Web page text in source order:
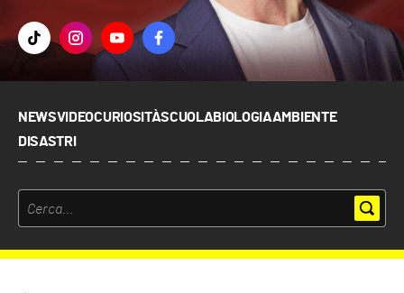
NEWSVIDEOCURIOSITÀSCUOLABIOLOGIAAMBIENTE
DISASTRI